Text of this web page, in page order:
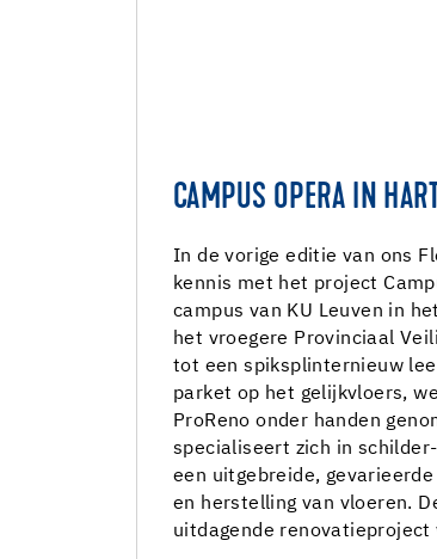
CAMPUS OPERA IN
In de vorige editie van ons
kennis met het project
campus van KU Leuven in
het vroegere Provinciaal
tot een spiksplinternieuw
parket op het gelijkvloers,
ProReno onder handen
specialiseert zich in
een uitgebreide,
en herstelling van vloeren.
uitdagende renovatieproject